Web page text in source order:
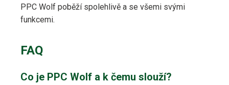
PPC Wolf poběží spolehlivě a se všemi svými
funkcemi.
FAQ
Co je PPC Wolf a k čemu slouží?